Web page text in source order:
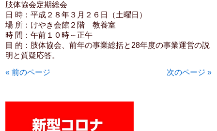
肢体協会定期総会
日 時：平成２８年３月２６日（土曜日）
場 所：けやき会館２階 教養室
時 間：午前１０時～正午
目 的：肢体協会、前年の事業総括と28年度の事業運営の説
明と質疑応答。
« 前のページ 次のページ »